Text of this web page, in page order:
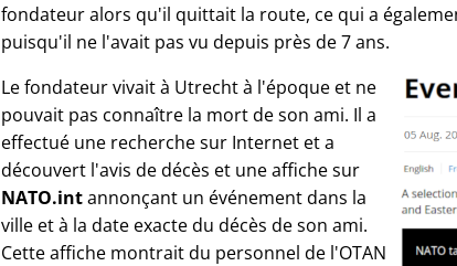
fondateur alors qu'il quittait la route, ce qui a
puisqu'il ne l'avait pas vu depuis près de 7 ans.
Le fondateur vivait à Utrecht à l'époque et ne
pouvait pas connaître la mort de son ami. Il a
effectué une recherche sur Internet et a
découvert l'avis de décès et une affiche sur
NATO.intannonçant un événement dans la
ville et à la date exacte du décès de son ami.
Cette affiche montrait du personnel de l'OTAN